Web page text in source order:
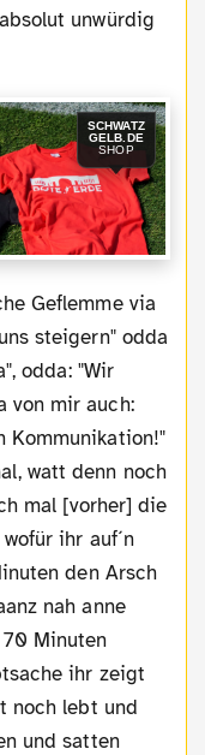
unwürdig
SCHWATZ
GELB.DE
SHOP
steigern" odda
odda: "Wir
von mir auch:
Kommunikation!"
watt denn noch
mal [vorher] die
ihr auf´n
den Arsch
nah anne
Minuten
ihr zeigt
noch lebt und
und satten